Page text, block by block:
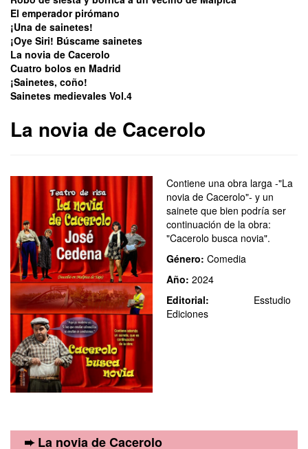
El emperador pirómano
¡Una de sainetes!
¡Oye Siri! Búscame sainetes
La novia de Cacerolo
Cuatro bolos en Madrid
¡Sainetes, coño!
Sainetes medievales Vol.4
La novia de Cacerolo
Contiene una obra larga -"La
novia de Cacerolo"- y un
sainete que bien podría ser
continuación de la obra:
"Cacerolo busca novia".
Género: Comedia
Año: 2024
Editorial: Esstudio
Ediciones
➨ La novia de Cacerolo